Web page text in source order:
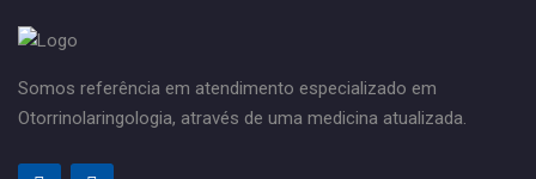
Somos referência em atendimento especializado em
Otorrinolaringologia, através de uma medicina atualizada.